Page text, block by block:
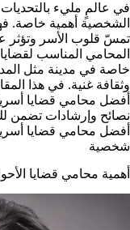
في عالمٍ مليء بالتحديات
الشخصية أهمية خاصة.
تمسّ قلوب الأسر وتؤثر
المحامي المناسب
خاصة في مدينة مثل
وثقافة غنية. في هذا
أفضل محامي قضايا
نصائح وإرشادات تضمن
أفضل محامي قضايا
شخصية
أهمية محامي قضايا